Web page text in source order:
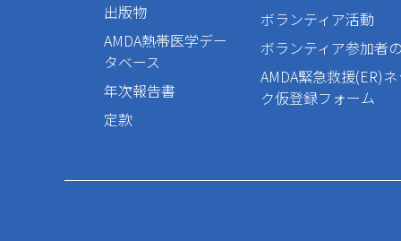
出版物
AMDA熱帯医学デー
タベース
年次報告書
定款
ボランティア活動
ボランティア参加者
AMDA緊急救援(ER)
ク仮登録フォーム